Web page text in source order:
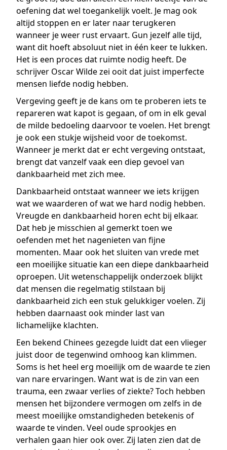
oefening dat wel toegankelijk voelt. Je mag ook
altijd stoppen en er later naar terugkeren
wanneer je weer rust ervaart. Gun jezelf alle tijd,
want dit hoeft absoluut niet in één keer te lukken.
Het is een proces dat ruimte nodig heeft. De
schrijver Oscar Wilde zei ooit dat juist imperfecte
mensen liefde nodig hebben.
Vergeving geeft je de kans om te proberen iets te
repareren wat kapot is gegaan, of om in elk geval
de milde bedoeling daarvoor te voelen. Het brengt
je ook een stukje wijsheid voor de toekomst.
Wanneer je merkt dat er echt vergeving ontstaat,
brengt dat vanzelf vaak een diep gevoel van
dankbaarheid met zich mee.
Dankbaarheid ontstaat wanneer we iets krijgen
wat we waarderen of wat we hard nodig hebben.
Vreugde en dankbaarheid horen echt bij elkaar.
Dat heb je misschien al gemerkt toen we
oefenden met het nagenieten van fijne
momenten. Maar ook het sluiten van vrede met
een moeilijke situatie kan een diepe dankbaarheid
oproepen. Uit wetenschappelijk onderzoek blijkt
dat mensen die regelmatig stilstaan bij
dankbaarheid zich een stuk gelukkiger voelen. Zij
hebben daarnaast ook minder last van
lichamelijke klachten.
Een bekend Chinees gezegde luidt dat een vlieger
juist door de tegenwind omhoog kan klimmen.
Soms is het heel erg moeilijk om de waarde te zien
van nare ervaringen. Want wat is de zin van een
trauma, een zwaar verlies of ziekte? Toch hebben
mensen het bijzondere vermogen om zelfs in de
meest moeilijke omstandigheden betekenis of
waarde te vinden. Veel oude sprookjes en
verhalen gaan hier ook over. Zij laten zien dat de